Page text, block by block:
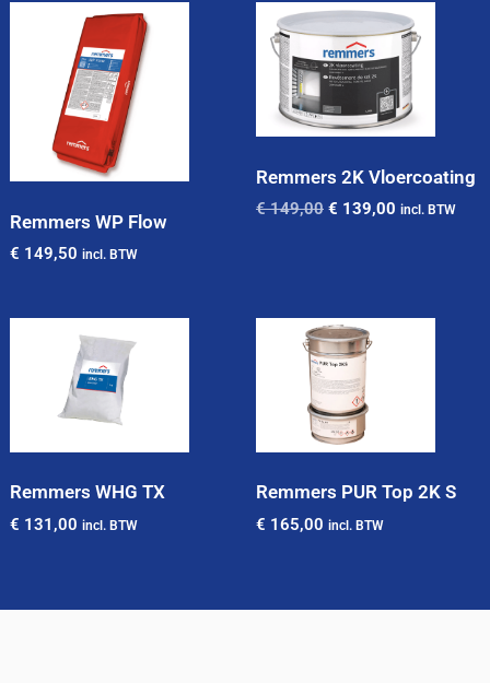
Remmers WP Flow
€ 149,50 incl. BTW
Remmers 2K Vloercoating
€149,00 € 139,00 incl. BTW
Remmers WHG TX
€ 131,00 incl. BTW
Remmers PUR Top 2K S
€ 165,00 incl. BTW